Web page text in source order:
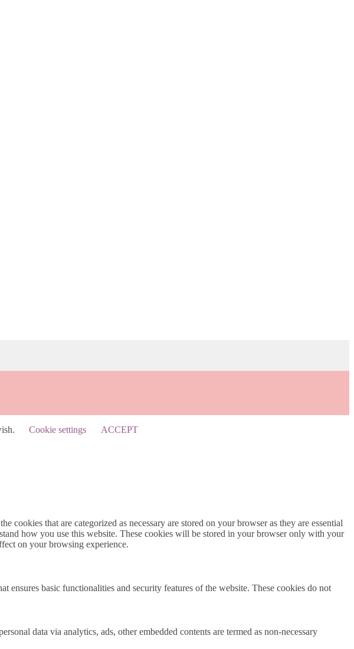
Cookie settings
ACCEPT
that are categorized as necessary are stored on your browser as they are essential
how you use this website. These cookies will be stored in your browser only with your
on your browsing experience.
basic functionalities and security features of the website. These cookies do not
data via analytics, ads, other embedded contents are termed as non-necessary